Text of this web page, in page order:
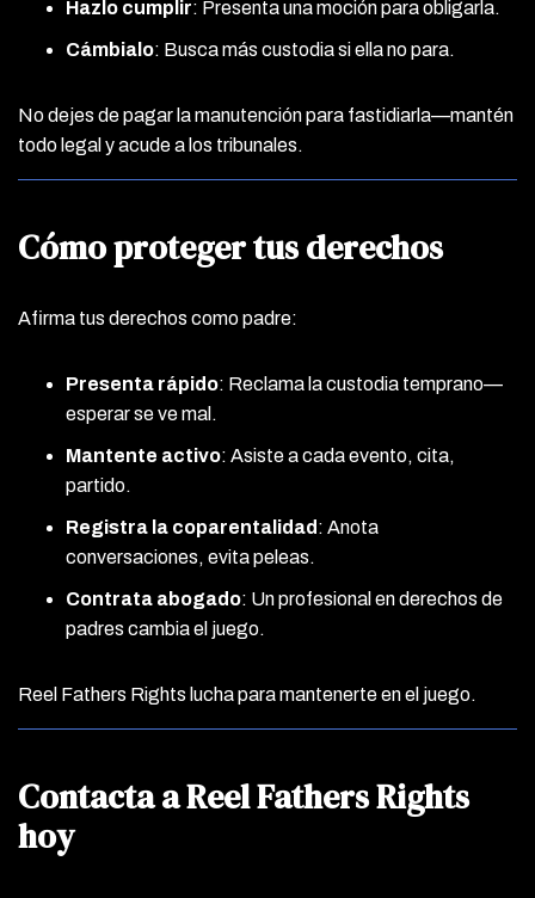
Hazlo cumplir: Presenta una moción para obligarla.
Cámbialo: Busca más custodia si ella no para.
No dejes de pagar la manutención para fastidiarla—mantén
todo legal y acude a los tribunales.
Cómo proteger tus derechos
Afirma tus derechos como padre:
Presenta rápido: Reclama la custodia temprano—
esperar se ve mal.
Mantente activo: Asiste a cada evento, cita,
partido.
Registra la coparentalidad : Anota
conversaciones, evita peleas.
Contrata abogado: Un profesional en derechos de
padres cambia el juego.
Reel Fathers Rights lucha para mantenerte en el juego.
Contacta a Reel Fathers Rights
hoy